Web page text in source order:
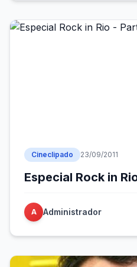
Cineclipado 23/09/2011
Especial Rock in
A Administrador